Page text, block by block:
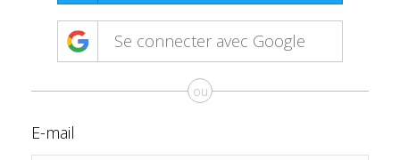
Se connecter avec Google
ou
E-mail